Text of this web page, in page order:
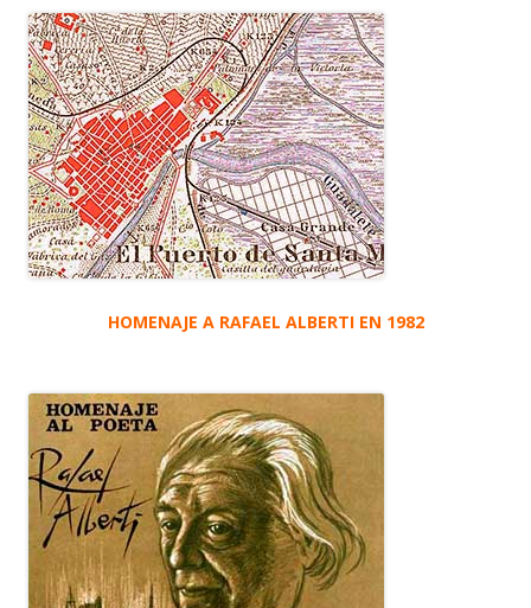
HOMENAJE A RAFAEL ALBERTI EN 1982